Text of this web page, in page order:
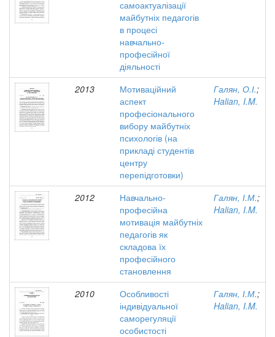
самоактуалізації
майбутніх педагогів
в процесі
навчально-
професійної
діяльності
2013
Мотиваційний
аспект
професіонального
вибору майбутніх
психологів (на
прикладі студентів
центру
перепідготовки)
Галян, О.І.;
Halian, I.M.
2012
Навчально-
професійна
мотивація майбутніх
педагогів як
складова їх
професійного
становлення
Галян, І.М.;
Halian, I.M.
2010
Особливості
індивідуальної
саморегуляції
особистості
Галян, І.М.;
Halian, I.M.